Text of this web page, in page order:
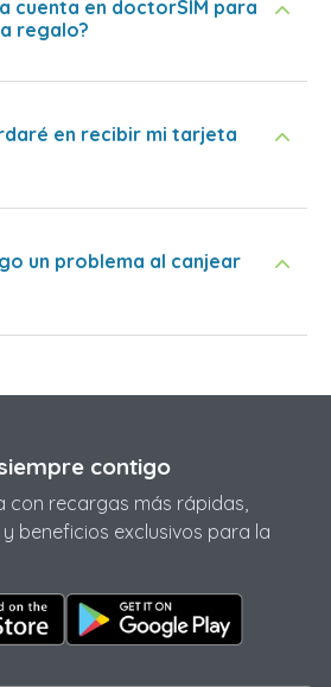
cuenta en doctorSIM para
regalo?
en recibir mi tarjeta
un problema al canjear
contigo
con recargas más rápidas,
beneficios exclusivos para la